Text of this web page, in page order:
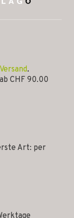
Versand.
CHF 90.00
Art: per